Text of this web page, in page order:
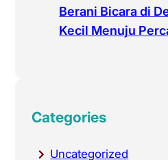
Berani Bicara di
Kecil Menuju
Categories
Uncategorized